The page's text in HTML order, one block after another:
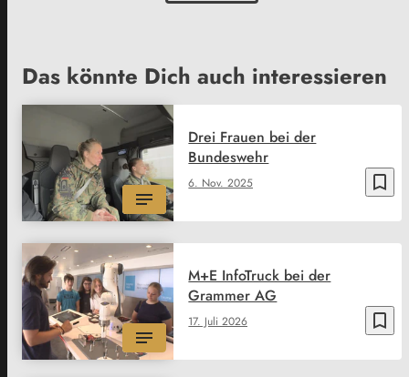
Das könnte Dich auch interessieren
bookmark_border
6. Nov. 2025
Drei Frauen bei der
Bundeswehr
bookmark_border
17. Juli 2026
M+E InfoTruck bei der
Grammer AG